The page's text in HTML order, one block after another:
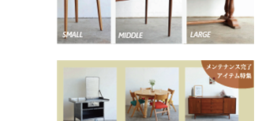
デザイナーまとめ
メンテナンスについて